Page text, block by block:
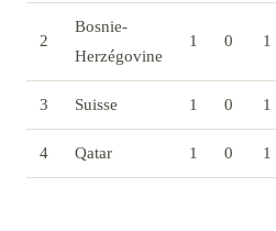
2
Bosnie-
Herzégovine
1 0 1
3 Suisse 1 0 1
4 Qatar 1 0 1